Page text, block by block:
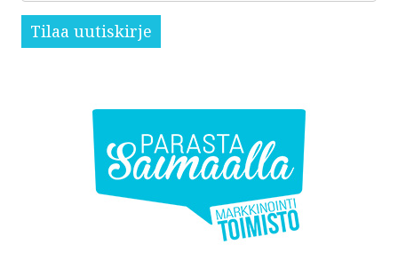
Tilaa uutiskirje